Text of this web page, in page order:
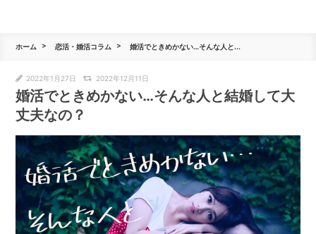
ホーム 恋活・婚活コラム 婚活でときめかない…そんな人と...
2022年1月27日 2022年12月11日
婚活でときめかない…そんな人と結婚して大
丈夫なの？